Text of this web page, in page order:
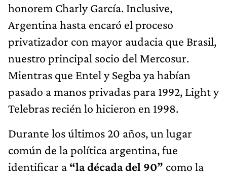
honorem Charly García. Inclusive,
Argentina hasta encaró el proceso
privatizador con mayor audacia que Brasil,
nuestro principal socio del Mercosur.
Mientras que Entel y Segba ya habían
pasado a manos privadas para 1992, Light y
Telebras recién lo hicieron en 1998.
Durante los últimos 20 años, un lugar
común de la política argentina, fue
identificar a “la década del 90” como la